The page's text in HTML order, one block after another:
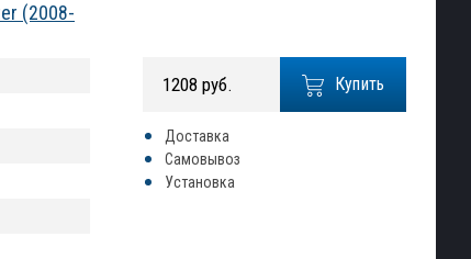
(2008-
Купить
1208 руб.
Доставка
Самовывоз
Установка